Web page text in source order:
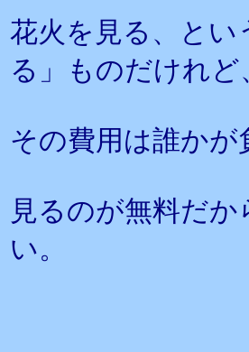
花火を見る、とい
る」ものだけれど
その費用は誰か
見るのが無料だ
い。